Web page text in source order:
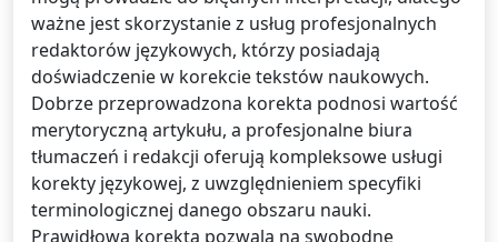
ważne jest skorzystanie z usług profesjonalnych
redaktorów językowych, którzy posiadają
doświadczenie w korekcie tekstów naukowych.
Dobrze przeprowadzona korekta podnosi wartość
merytoryczną artykułu, a profesjonalne biura
tłumaczeń i redakcji oferują kompleksowe usługi
korekty językowej, z uwzględnieniem specyfiki
terminologicznej danego obszaru nauki.
Prawidłowa korekta pozwala na swobodne